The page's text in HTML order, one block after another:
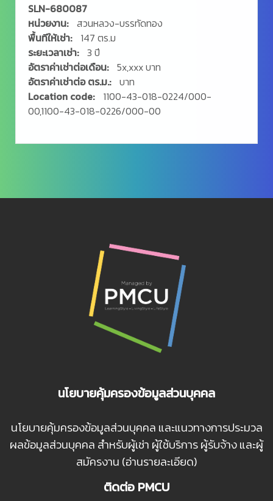
SLN-680087
หน่วยงาน: สวนหลวง-บรรทัดทอง
พื้นทีให้เช่า:
147 ตร.ม
ระยะเวลาเช่า: 3 ปี
อัตราค่าเช่าต่อเดือน: 5x,xxx บาท
อัตราค่าเช่าต่อ ตร.ม.: บาท
Location code:
1100-43-018-0224/000-
00,1100-43-018-0226/000-00
นโยบายคุ้มครองข้อมูลส่วนบุคคล
นโยบายคุ้มครองข้อมูลส่วนบุคคล และแนวทางการประมวล
ผลข้อมูลส่วนบุคคล สำหรับผู้เช่า ผู้ใช้บริการ ผู้รับจ้าง และผู้
สมัครงาน (อ่านรายละเอียด)
ติดต่อ PMCU